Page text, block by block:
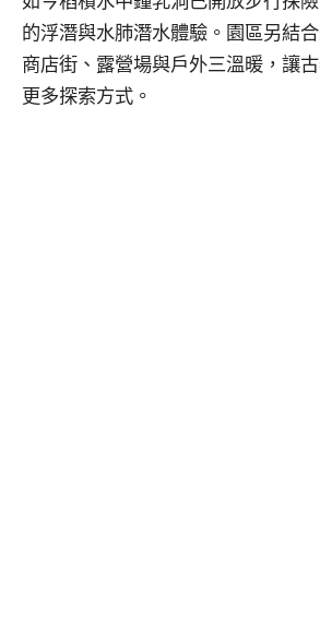
的浮潛與水肺潛水體驗。園區另結
商店街、露營場與戶外三溫暖，讓
更多探索方式。